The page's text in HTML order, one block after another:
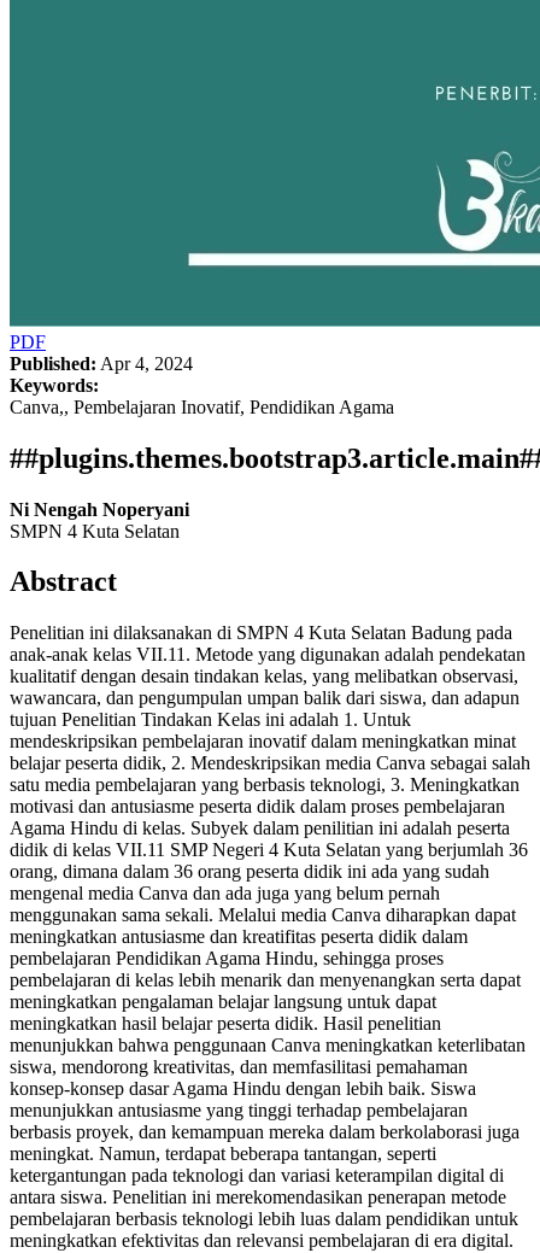
PDF
Published: Apr 4, 2024
Keywords:
Canva,, Pembelajaran Inovatif, Pendidikan Agama
Ni Nengah Noperyani
SMPN 4 Kuta Selatan
Abstract
Penelitian ini dilaksanakan di SMPN 4 Kuta Selatan Badung pada
anak-anak kelas VII.11. Metode yang digunakan adalah pendekatan
kualitatif dengan desain tindakan kelas, yang melibatkan observasi,
wawancara, dan pengumpulan umpan balik dari siswa, dan adapun
tujuan Penelitian Tindakan Kelas ini adalah 1. Untuk
mendeskripsikan pembelajaran inovatif dalam meningkatkan minat
belajar peserta didik, 2. Mendeskripsikan media Canva sebagai salah
satu media pembelajaran yang berbasis teknologi, 3. Meningkatkan
motivasi dan antusiasme peserta didik dalam proses pembelajaran
Agama Hindu di kelas. Subyek dalam penilitian ini adalah peserta
didik di kelas VII.11 SMP Negeri 4 Kuta Selatan yang berjumlah 36
orang, dimana dalam 36 orang peserta didik ini ada yang sudah
mengenal media Canva dan ada juga yang belum pernah
menggunakan sama sekali. Melalui media Canva diharapkan dapat
meningkatkan antusiasme dan kreatifitas peserta didik dalam
pembelajaran Pendidikan Agama Hindu, sehingga proses
pembelajaran di kelas lebih menarik dan menyenangkan serta dapat
meningkatkan pengalaman belajar langsung untuk dapat
meningkatkan hasil belajar peserta didik. Hasil penelitian
menunjukkan bahwa penggunaan Canva meningkatkan keterlibatan
siswa, mendorong kreativitas, dan memfasilitasi pemahaman
konsep-konsep dasar Agama Hindu dengan lebih baik. Siswa
menunjukkan antusiasme yang tinggi terhadap pembelajaran
berbasis proyek, dan kemampuan mereka dalam berkolaborasi juga
meningkat. Namun, terdapat beberapa tantangan, seperti
ketergantungan pada teknologi dan variasi keterampilan digital di
antara siswa. Penelitian ini merekomendasikan penerapan metode
pembelajaran berbasis teknologi lebih luas dalam pendidikan untuk
meningkatkan efektivitas dan relevansi pembelajaran di era digital.